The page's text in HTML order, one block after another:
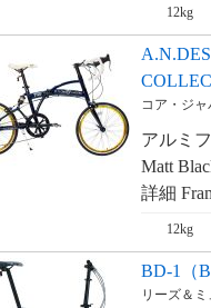
12kg
コア・ジャ
アルミ
Matt
詳細
12kg
BD-1（
リーズ＆ミ